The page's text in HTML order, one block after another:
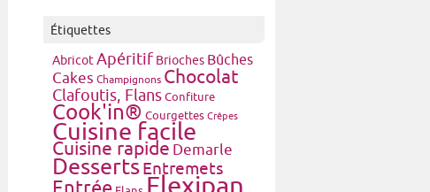
Étiquettes
Abricot Apéritif Brioches Bûches
Cakes Champignons Chocolat
Clafoutis, Flans Confiture
Cook'in® Courgettes Crêpes
Cuisine facile
Cuisine rapide Demarle
Desserts Entremets
Flexipan,